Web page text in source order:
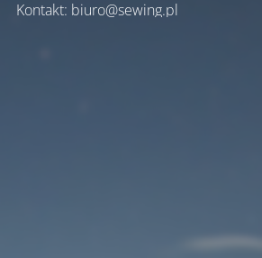
Kontakt: biuro@sewing.pl